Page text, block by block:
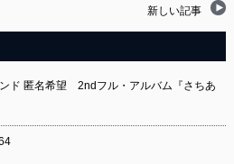
新しい記事
ンド 匿名希望 2ndフル・アルバム『さちあ